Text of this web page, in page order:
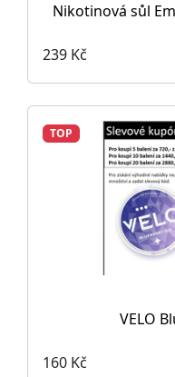
Nikotinová sůl
239 Kč
TOP
VELO
160 Kč